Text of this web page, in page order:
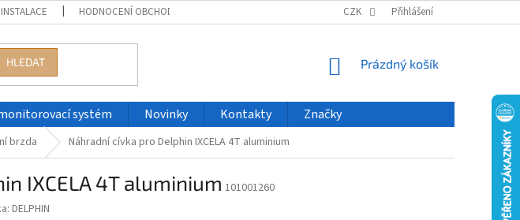
INSTALACE HODNOCENÍ OBCHODU VELKOOBCHOD ČASTO KLADENÉ DOTAZY
CZK Přihlášení
HLEDAT
NÁKUPNÍ
Prázdný košík
systém Novinky Kontakty Značky
brzda Náhradní cívka pro Delphin IXCELA 4T aluminium
IXCELA 4T aluminium 101001260
DELPHIN